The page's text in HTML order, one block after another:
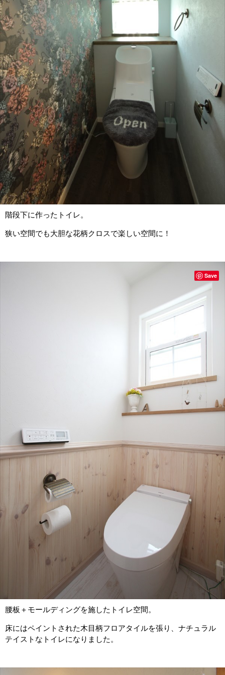
階段下に作ったトイレ。
狭い空間でも大胆な花柄クロスで楽しい空間に！
腰板＋モールディングを施したトイレ空間。
床にはペイントされた木目柄フロアタイルを張り、ナチュラル
テイストなトイレになりました。
Save